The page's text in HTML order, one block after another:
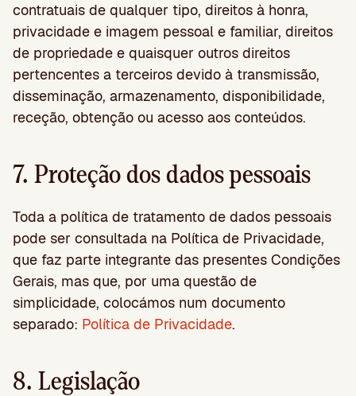
contratuais de qualquer tipo, direitos à honra,
privacidade e imagem pessoal e familiar, direitos
de propriedade e quaisquer outros direitos
pertencentes a terceiros devido à transmissão,
disseminação, armazenamento, disponibilidade,
receção, obtenção ou acesso aos conteúdos.
7. Proteção dos dados pessoais
Toda a política de tratamento de dados pessoais
pode ser consultada na Política de Privacidade,
que faz parte integrante das presentes Condições
Gerais, mas que, por uma questão de
simplicidade, colocámos num documento
separado: Política de Privacidade.
8. Legislação